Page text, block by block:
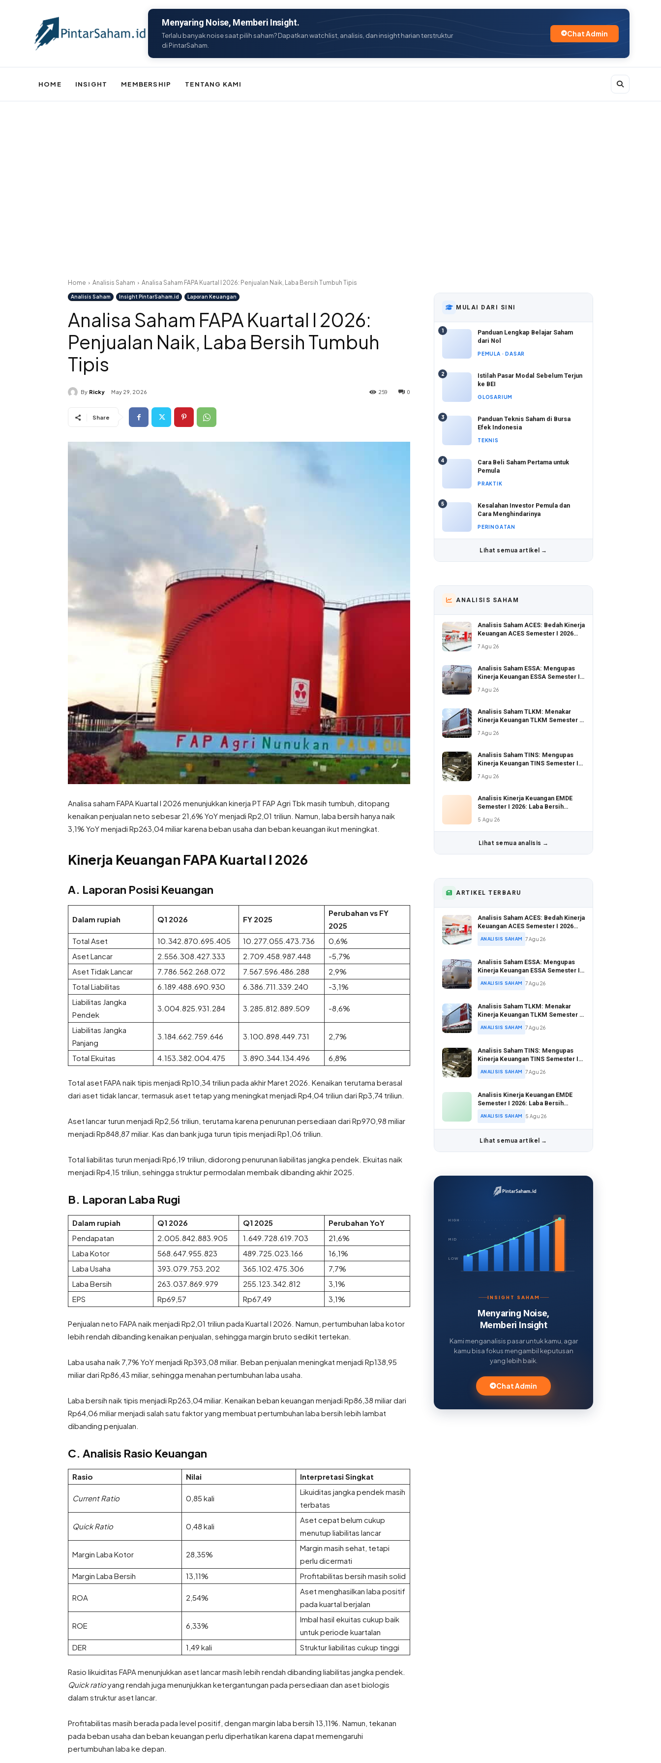
Menyaring Noise, Memberi Insight.
Terlalu banyak noise saat pilih saham? Dapatkan watchlist, analisis, dan insight harian terstruktur
di PintarSaham.
Chat Admin
HOME INSIGHT MEMBERSHIP TENTANG KAMI
Home Analisis Saham Analisa Saham FAPA Kuartal I 2026: Penjualan Naik, Laba Bersih Tumbuh Tipis
Analisis Saham Insight PintarSaham.id Laporan Keuangan
Analisa Saham FAPA Kuartal I 2026:
Penjualan Naik, Laba Bersih Tumbuh
Tipis
By Ricky May 29, 2026 0
259
Share
Analisa saham FAPA Kuartal I 2026 menunjukkan kinerja PT FAP Agri Tbk masih tumbuh, ditopang
kenaikan penjualan neto sebesar 21,6% YoY menjadi Rp2,01 triliun. Namun, laba bersih hanya naik
3,1% YoY menjadi Rp263,04 miliar karena beban usaha dan beban keuangan ikut meningkat.
Kinerja Keuangan FAPA Kuartal I 2026
A. Laporan Posisi Keuangan
Dalam rupiah Q1 2026 FY 2025
Perubahan vs FY
2025
Total Aset
10.342.870.695.405 10.277.055.473.736
0,6%
Aset Lancar
2.556.308.427.333 2.709.458.987.448
-5,7%
Aset Tidak Lancar
7.786.562.268.072 7.567.596.486.288
2,9%
Total Liabilitas
6.189.488.690.930 6.386.711.339.240
-3,1%
Liabilitas Jangka
Pendek
3.004.825.931.284 3.285.812.889.509 -8,6%
Liabilitas Jangka
Panjang
3.184.662.759.646 3.100.898.449.731 2,7%
Total Ekuitas 4.153.382.004.475 3.890.344.134.496 6,8%
Total aset FAPA naik tipis menjadi Rp10,34 triliun pada akhir Maret 2026. Kenaikan terutama berasal
dari aset tidak lancar, termasuk aset tetap yang meningkat menjadi Rp4,04 triliun dari Rp3,74 triliun.
Aset lancar turun menjadi Rp2,56 triliun, terutama karena penurunan persediaan dari Rp970,98 miliar
menjadi Rp848,87 miliar. Kas dan bank juga turun tipis menjadi Rp1,06 triliun.
Total liabilitas turun menjadi Rp6,19 triliun, didorong penurunan liabilitas jangka pendek. Ekuitas naik
menjadi Rp4,15 triliun, sehingga struktur permodalan membaik dibanding akhir 2025.
B. Laporan Laba Rugi
Dalam rupiah Q1 2026 Q1 2025
Perubahan YoY
Pendapatan
2.005.842.883.905 1.649.728.619.703
21,6%
Laba Kotor
568.647.955.823 489.725.023.166
16,1%
Laba Usaha
393.079.753.202 365.102.475.306
7,7%
Laba Bersih
263.037.869.979 255.123.342.812
3,1%
EPS
Rp69,57 Rp67,49 3,1%
Penjualan neto FAPA naik menjadi Rp2,01 triliun pada Kuartal I 2026. Namun, pertumbuhan laba kotor
lebih rendah dibanding kenaikan penjualan, sehingga margin bruto sedikit tertekan.
Laba usaha naik 7,7% YoY menjadi Rp393,08 miliar. Beban penjualan meningkat menjadi Rp138,95
miliar dari Rp86,43 miliar, sehingga menahan pertumbuhan laba usaha.
Laba bersih naik tipis menjadi Rp263,04 miliar. Kenaikan beban keuangan menjadi Rp86,38 miliar dari
Rp64,06 miliar menjadi salah satu faktor yang membuat pertumbuhan laba bersih lebih lambat
dibanding penjualan.
C. Analisis Rasio Keuangan
Rasio Nilai Interpretasi Singkat
Current Ratio 0,85 kali
Likuiditas jangka pendek masih
terbatas
Quick Ratio 0,48 kali
Aset cepat belum cukup
menutup liabilitas lancar
Margin Laba Kotor 28,35%
Margin masih sehat, tetapi
perlu dicermati
Margin Laba Bersih
13,11% Profitabilitas bersih masih solid
ROA 2,54%
Aset menghasilkan laba positif
pada kuartal berjalan
ROE 6,33%
Imbal hasil ekuitas cukup baik
untuk periode kuartalan
DER
1,49 kali Struktur liabilitas cukup tinggi
Rasio likuiditas FAPA menunjukkan aset lancar masih lebih rendah dibanding liabilitas jangka pendek.
Quick ratioyang rendah juga menunjukkan ketergantungan pada persediaan dan aset biologis
dalam struktur aset lancar.
Profitabilitas masih berada pada level positif, dengan margin laba bersih 13,11%. Namun, tekanan
pada beban usaha dan beban keuangan perlu diperhatikan karena dapat memengaruhi
pertumbuhan laba ke depan.
MULAI DARI SINI
1
Panduan Lengkap Belajar Saham
dari Nol
PEMULA · DASAR
2
Istilah Pasar Modal Sebelum Terjun
ke BEI
GLOSARIUM
3
Panduan Teknis Saham di Bursa
Efek Indonesia
TEKNIS
4
Cara Beli Saham Pertama untuk
Pemula
PRAKTIK
5
Kesalahan Investor Pemula dan
Cara Menghindarinya
PERINGATAN
Lihat semua artikel →
ANALISIS SAHAM
Analisis Saham ACES: Bedah Kinerja
Keuangan ACES Semester I 2026
7 Agu 26
Analisis Saham ESSA: Mengupas
Kinerja Keuangan ESSA Semester I
7 Agu 26
Analisis Saham TLKM: Menakar
Kinerja Keuangan TLKM Semester I
7 Agu 26
Analisis Saham TINS: Mengupas
Kinerja Keuangan TINS Semester I
7 Agu 26
Analisis Kinerja Keuangan EMDE
Semester I 2026: Laba Bersih
5 Agu 26
Lihat semua analisis →
ARTIKEL TERBARU
Analisis Saham ACES: Bedah Kinerja
Keuangan ACES Semester I 2026
ANALISIS SAHAM 7 Agu 26
Analisis Saham ESSA: Mengupas
Kinerja Keuangan ESSA Semester I
ANALISIS SAHAM 7 Agu 26
Analisis Saham TLKM: Menakar
Kinerja Keuangan TLKM Semester I
ANALISIS SAHAM 7 Agu 26
Analisis Saham TINS: Mengupas
Kinerja Keuangan TINS Semester I
ANALISIS SAHAM 7 Agu 26
Analisis Kinerja Keuangan EMDE
Semester I 2026: Laba Bersih
ANALISIS SAHAM 5 Agu 26
Lihat semua artikel →
HIGH
MID
LOW
INSIGHT SAHAM
Menyaring Noise,
Memberi Insight
Kami menganalisis pasar untuk kamu, agar
kamu bisa fokus mengambil keputusan
yang lebih baik.
Chat Admin